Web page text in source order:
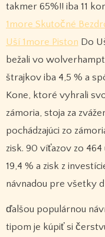
takmer 65%!! iba 11
1more Skutočné
Uší 1more Piston Do
bežali vo
štrajkov iba 4,5 % a
Kone, ktoré vyhrali
zámoria, stoja za
pochádzajúci zo
zisk. 90 víťazov zo
19,4 % a zisk z
návnadou pre všetky
ďalšou populárnou
tipom je kúpiť si